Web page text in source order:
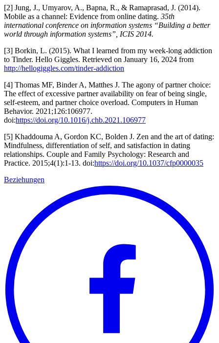
[2] Jung, J., Umyarov, A., Bapna, R., & Ramaprasad, J. (2014).
Mobile as a channel: Evidence from online dating. 35th
international conference on information systems “Building a better
world through information systems”, ICIS 2014.
[3] Borkin, L. (2015). What I learned from my week-long addiction
to Tinder. Hello Giggles. Retrieved on January 16, 2024 from
http://hellogiggles.com/tinder-addiction
[4] Thomas MF, Binder A, Matthes J. The agony of partner choice:
The effect of excessive partner availability on fear of being single,
self-esteem, and partner choice overload. Computers in Human
Behavior. 2021;126:106977.
doi:https://doi.org/10.1016/j.chb.2021.106977
[5] Khaddouma A, Gordon KC, Bolden J. Zen and the art of dating:
Mindfulness, differentiation of self, and satisfaction in dating
relationships. Couple and Family Psychology: Research and
Practice. 2015;4(1):1-13. doi:https://doi.org/10.1037/cfp0000035
Beziehungen